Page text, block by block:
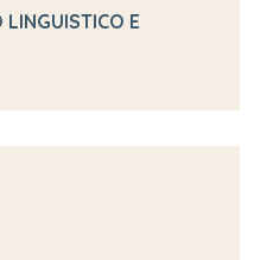
LINGUISTICO E